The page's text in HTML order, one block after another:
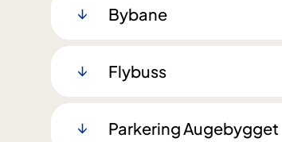
Bybane
Flybuss
Parkering Augebygget